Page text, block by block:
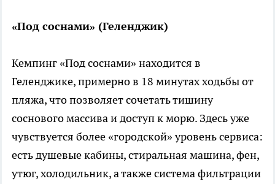
«Под соснами» (Геленджик)
Кемпинг «Под соснами» находится в
Геленджике, примерно в 18 минутах ходьбы от
пляжа, что позволяет сочетать тишину
соснового массива и доступ к морю. Здесь уже
чувствуется более «городской» уровень сервиса:
есть душевые кабины, стиральная машина, фен,
утюг, холодильник, а также система фильтрации